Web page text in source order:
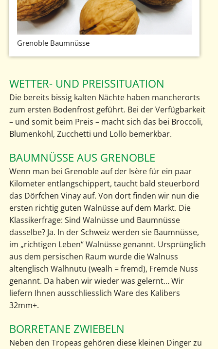
Grenoble Baumnüsse
WETTER- UND PREISSITUATION
Die bereits bissig kalten Nächte haben mancherorts
zum ersten Bodenfrost geführt. Bei der Verfügbarkeit
– und somit beim Preis – macht sich das bei Broccoli,
Blumenkohl, Zucchetti und Lollo bemerkbar.
BAUMNÜSSE AUS GRENOBLE
Wenn man bei Grenoble auf der Isère für ein paar
Kilometer entlangschippert, taucht bald steuerbord
das Dörfchen Vinay auf. Von dort finden wir nun die
ersten richtig guten Walnüsse auf dem Markt. Die
Klassikerfrage: Sind Walnüsse und Baumnüsse
dasselbe? Ja. In der Schweiz werden sie Baumnüsse,
im „richtigen Leben“ Walnüsse genannt. Ursprünglich
aus dem persischen Raum wurde die Walnuss
altenglisch Walhnutu (wealh = fremd), Fremde Nuss
genannt. Da haben wir wieder was gelernt… Wir
liefern Ihnen ausschliesslich Ware des Kalibers
32mm+.
BORRETANE ZWIEBELN
Neben den Tropeas gehören diese kleinen Dinger zu